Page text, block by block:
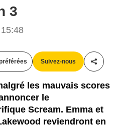
3
Suivez-nous
les mauvais scores
le
Scream. Emma et
reviendront en